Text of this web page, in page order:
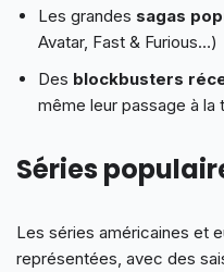
Les grandes sagas
Avatar, Fast & Furious…)
Des blockbusters
même leur passage à la
Séries
Les séries américaines et
représentées, avec des